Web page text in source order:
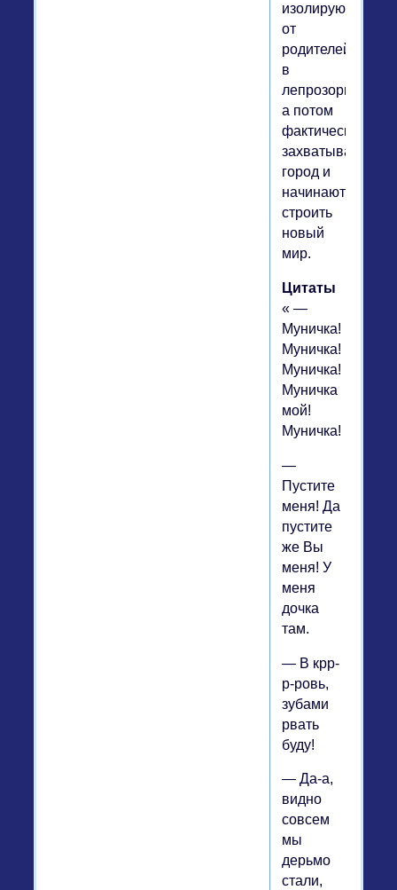
изолируются
от
родителей
в
лепрозории,
а потом
фактически
захватывают
город и
начинают
строить
новый
мир.
Цитаты
« —
Муничка!
Муничка!
Муничка!
Муничка
мой!
Муничка!
—
Пустите
меня! Да
пустите
же Вы
меня! У
меня
дочка
там.
— В крр-
р-ровь,
зубами
рвать
буду!
— Да-а,
видно
совсем
мы
дерьмо
стали,